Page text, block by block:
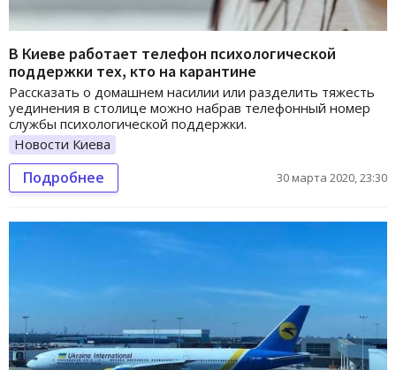
В Киеве работает телефон психологической
поддержки тех, кто на карантине
Рассказать о домашнем насилии или разделить тяжесть
уединения в столице можно набрав телефонный номер
службы психологической поддержки.
Новости Киева
Подробнее 30 марта 2020, 23:30